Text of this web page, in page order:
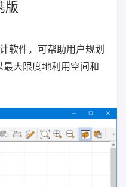
版
软件，可帮助用户规划
大限度地利用空间和